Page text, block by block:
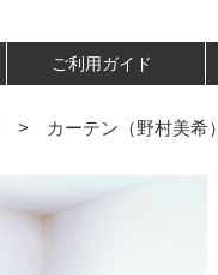
ご利用ガイド
> カーテン（野村美希）